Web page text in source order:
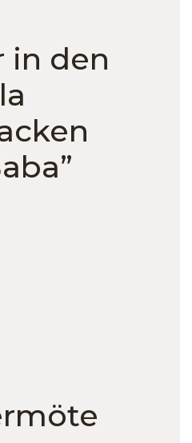
in den